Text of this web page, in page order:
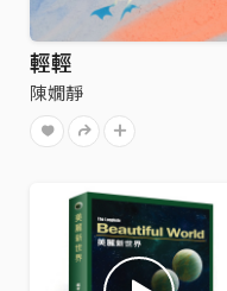
輕輕
陳嫺靜